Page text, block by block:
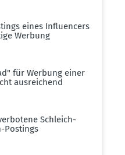
eines Influ­encers
Werbung
für Werbung einer
ausrei­chend
Schleich­
Postings